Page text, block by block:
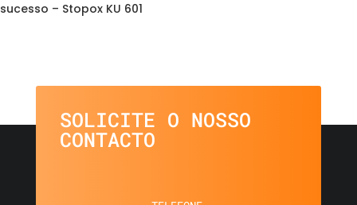
sucesso – Stopox KU 601
SOLICITE O NOSSO
CONTACTO